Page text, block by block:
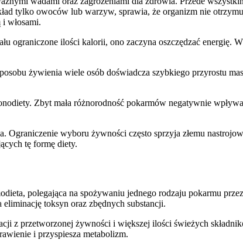
tylko owoców lub warzyw, sprawia, że organizm nie
włosami.
ograniczone ilości kalorii, ono zaczyna oszczędzać energię.
żywienia wiele osób doświadcza szybkiego przyrostu
Zbyt mała różnorodność pokarmów negatywnie
Ograniczenie wyboru żywności często sprzyja złemu
tę formę diety.
polegająca na spożywaniu jednego rodzaju pokarmu
eliminację toksyn oraz zbędnych substancji.
z przetworzonej żywności i większej ilości świeżych
i przyspiesza metabolizm.